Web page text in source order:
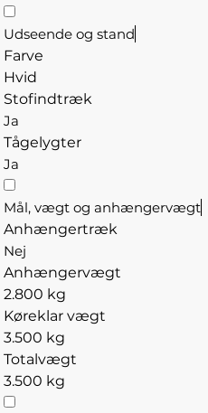
Udseende og stand
Farve
Hvid
Stofindtræk
Ja
Tågelygter
Ja
Mål, vægt og anhængervægt
Anhængertræk
Nej
Anhængervægt
2.800 kg
Køreklar vægt
3.500 kg
Totalvægt
3.500 kg